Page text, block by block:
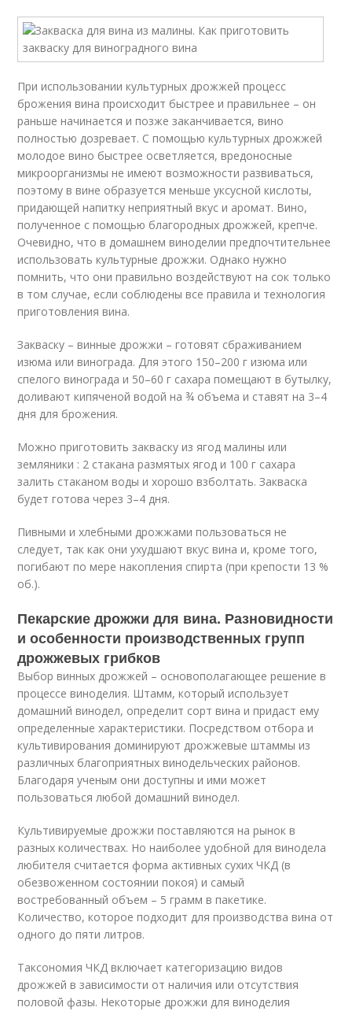
При использовании культурных дрожжей процесс
брожения вина происходит быстрее и правильнее – он
раньше начинается и позже заканчивается, вино
полностью дозревает. С помощью культурных дрожжей
молодое вино быстрее осветляется, вредоносные
микроорганизмы не имеют возможности развиваться,
поэтому в вине образуется меньше уксусной кислоты,
придающей напитку неприятный вкус и аромат. Вино,
полученное с помощью благородных дрожжей, крепче.
Очевидно, что в домашнем виноделии предпочтительнее
использовать культурные дрожжи. Однако нужно
помнить, что они правильно воздействуют на сок только
в том случае, если соблюдены все правила и технология
приготовления вина.
Закваску – винные дрожжи – готовят сбраживанием
изюма или винограда. Для этого 150–200 г изюма или
спелого винограда и 50–60 г сахара помещают в бутылку,
доливают кипяченой водой на ¾ объема и ставят на 3–4
дня для брожения.
Можно приготовить закваску из ягод малины или
земляники : 2 стакана размятых ягод и 100 г сахара
залить стаканом воды и хорошо взболтать. Закваска
будет готова через 3–4 дня.
Пивными и хлебными дрожжами пользоваться не
следует, так как они ухудшают вкус вина и, кроме того,
погибают по мере накопления спирта (при крепости 13 %
об.).
Пекарские дрожжи для вина. Разновидности
и особенности производственных групп
дрожжевых грибков
Выбор винных дрожжей – основополагающее решение в
процессе виноделия. Штамм, который использует
домашний винодел, определит сорт вина и придаст ему
определенные характеристики. Посредством отбора и
культивирования доминируют дрожжевые штаммы из
различных благоприятных винодельческих районов.
Благодаря ученым они доступны и ими может
пользоваться любой домашний винодел.
Культивируемые дрожжи поставляются на рынок в
разных количествах. Но наиболее удобной для винодела
любителя считается форма активных сухих ЧКД (в
обезвоженном состоянии покоя) и самый
востребованный объем – 5 грамм в пакетике.
Количество, которое подходит для производства вина от
одного до пяти литров.
Таксономия ЧКД включает категоризацию видов
дрожжей в зависимости от наличия или отсутствия
половой фазы. Некоторые дрожжи для виноделия